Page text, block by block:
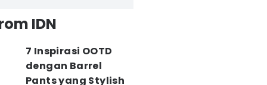
IDN
7 Inspirasi OOTD
dengan Barrel
Pants yang Stylish